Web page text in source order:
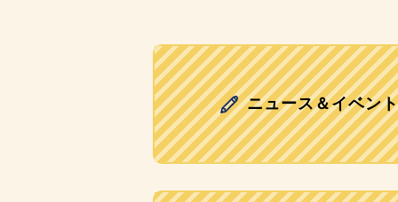
ニュース＆イベント